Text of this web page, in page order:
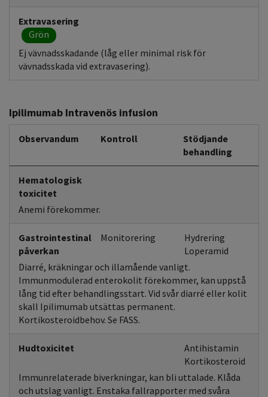
Extravasering
Grön
Ej vävnadsskadande (låg eller minimal risk för
vävnadsskada vid extravasering).
Ipilimumab Intravenös infusion
Observandum Kontroll
Stödjande
behandling
Hematologisk
toxicitet
Anemi förekommer.
Gastrointestinal
påverkan
Monitorering
Hydrering
Loperamid
Diarré, kräkningar och illamående vanligt.
Immunmodulerad enterokolit förekommer, kan uppstå
lång tid efter behandlingsstart. Vid svår diarré eller kolit
skall Ipilimumab utsättas permanent.
Kortikosteroidbehov. Se FASS.
Hudtoxicitet
Antihistamin
Kortikosteroid
Immunrelaterade biverkningar, kan bli uttalade. Klåda
och utslag vanligt. Enstaka fallrapporter med svåra